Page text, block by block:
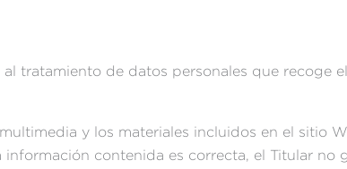
tratamiento de datos personales que recoge
y los materiales incluidos en el sitio
contenida es correcta, el Titular